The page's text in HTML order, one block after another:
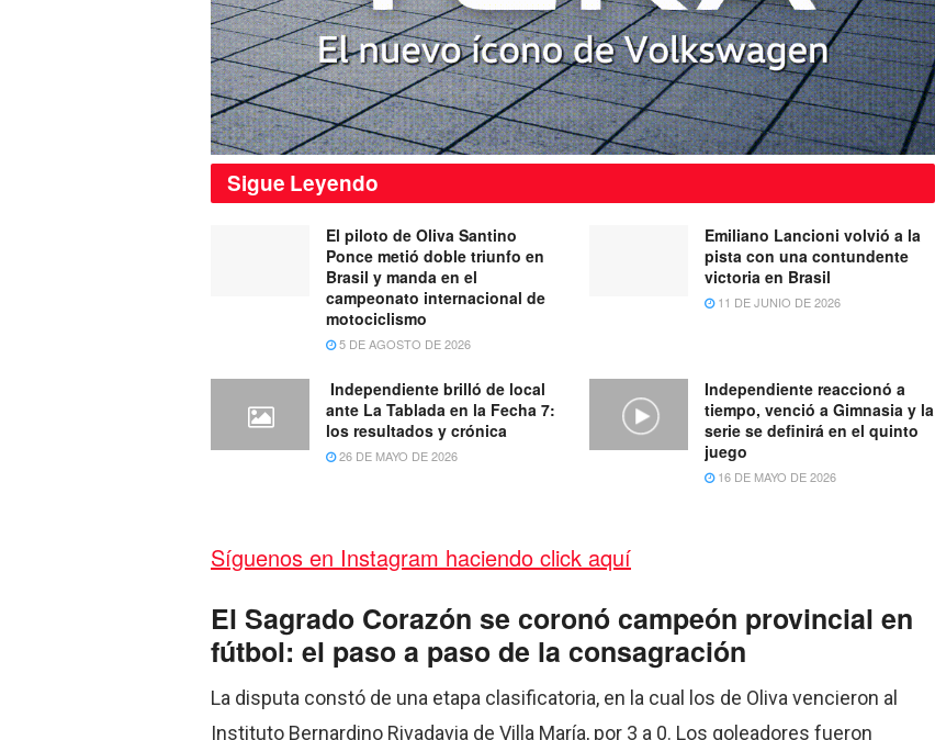
Sigue Leyendo
El piloto de Oliva Santino
Ponce metió doble triunfo en
Brasil y manda en el
campeonato internacional de
motociclismo
5 DE AGOSTO DE 2026
Emiliano Lancioni volvió a la
pista con una contundente
victoria en Brasil
11 DE JUNIO DE 2026
Independiente brilló de local
ante La Tablada en la Fecha 7:
los resultados y crónica
26 DE MAYO DE 2026
Independiente reaccionó a
tiempo, venció a Gimnasia y la
serie se definirá en el quinto
juego
16 DE MAYO DE 2026
Síguenos en Instagram haciendo click aquí
El Sagrado Corazón se coronó campeón provincial en
fútbol: el paso a paso de la consagración
La disputa constó de una etapa clasificatoria, en la cual los de Oliva vencieron al
Instituto Bernardino Rivadavia de Villa María, por 3 a 0. Los goleadores fueron